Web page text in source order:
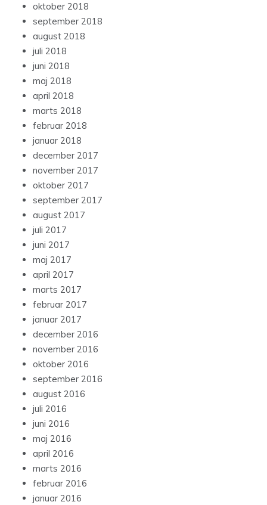
oktober 2018
september 2018
august 2018
juli 2018
juni 2018
maj 2018
april 2018
marts 2018
februar 2018
januar 2018
december 2017
november 2017
oktober 2017
september 2017
august 2017
juli 2017
juni 2017
maj 2017
april 2017
marts 2017
februar 2017
januar 2017
december 2016
november 2016
oktober 2016
september 2016
august 2016
juli 2016
juni 2016
maj 2016
april 2016
marts 2016
februar 2016
januar 2016